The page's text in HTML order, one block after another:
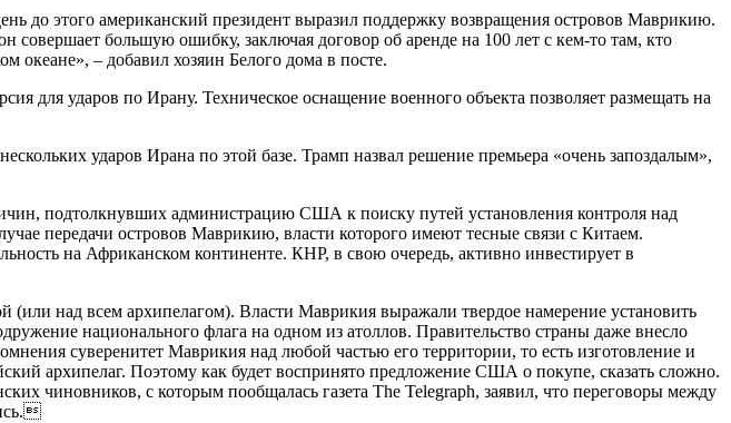
до этого американский президент выразил поддержку возвращения островов Маврикию.
совершает большую ошибку, заключая договор об аренде на 100 лет с кем-то там, кто
океане», – добавил хозяин Белого дома в посте.
для ударов по Ирану. Техническое оснащение военного объекта позволяет размещать на
ударов Ирана по этой базе. Трамп назвал решение премьера «очень запоздалым»,
подтолкнувших администрацию США к поиску путей установления контроля над
передачи островов Маврикию, власти которого имеют тесные связи с Китаем.
на Африканском континенте. КНР, в свою очередь, активно инвестирует в
над всем архипелагом). Власти Маврикия выражали твердое намерение установить
национального флага на одном из атоллов. Правительство страны даже внесло
суверенитет Маврикия над любой частью его территории, то есть изготовление и
архипелаг. Поэтому как будет воспринято предложение США о покупе, сказать сложно.
чиновников, с которым пообщалась газета The Telegraph, заявил, что переговоры между